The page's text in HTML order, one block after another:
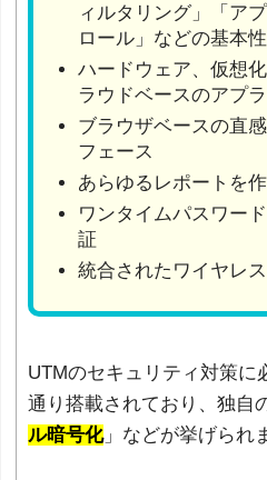
ィルタリング」「ア
ロール」などの基本
ハードウェア、仮想
ラウドベースのアプ
ブラウザベースの直
フェース
あらゆるレポートを
ワンタイムパスワー
証
統合されたワイヤレ
UTMのセキュリティ対策に
通り搭載されており、独自
ル暗号化」などが挙げられ